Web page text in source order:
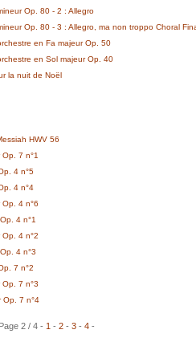
Op. 80 - 2 : Allegro
Op. 80 - 3 : Allegro, ma non troppo Choral
en Fa majeur Op. 50
en Sol majeur Op. 40
la nuit de Noël
HWV 56
7 n°1
4 n°5
4 n°4
4 n°6
4 n°1
4 n°2
4 n°3
7 n°2
7 n°3
Op. 7 n°4
Page 2 / 4 - 1 - 2- 3- 4-